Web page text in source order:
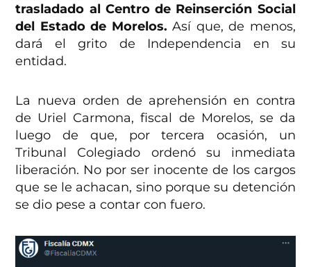
trasladado al Centro de Reinserción Social
del Estado de Morelos. Así que, de menos,
dará el grito de Independencia en su
entidad.
La nueva orden de aprehensión en contra
de Uriel Carmona, fiscal de Morelos, se da
luego de que, por tercera ocasión, un
Tribunal Colegiado ordenó su inmediata
liberación. No por ser inocente de los cargos
que se le achacan, sino porque su detención
se dio pese a contar con fuero.